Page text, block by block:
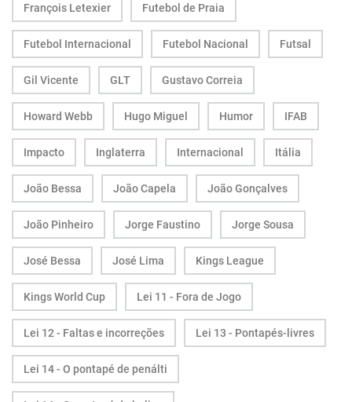
François Letexier Futebol de Praia
Futebol Internacional Futebol Nacional Futsal
Gil Vicente GLT Gustavo Correia
Howard Webb Hugo Miguel Humor IFAB
Impacto Inglaterra Internacional Itália
João Bessa João Capela João Gonçalves
João Pinheiro Jorge Faustino Jorge Sousa
José Bessa José Lima Kings League
Kings World Cup Lei 11 - Fora de Jogo
Lei 12 - Faltas e incorreções Lei 13 - Pontapés-livres
Lei 14 - O pontapé de penálti